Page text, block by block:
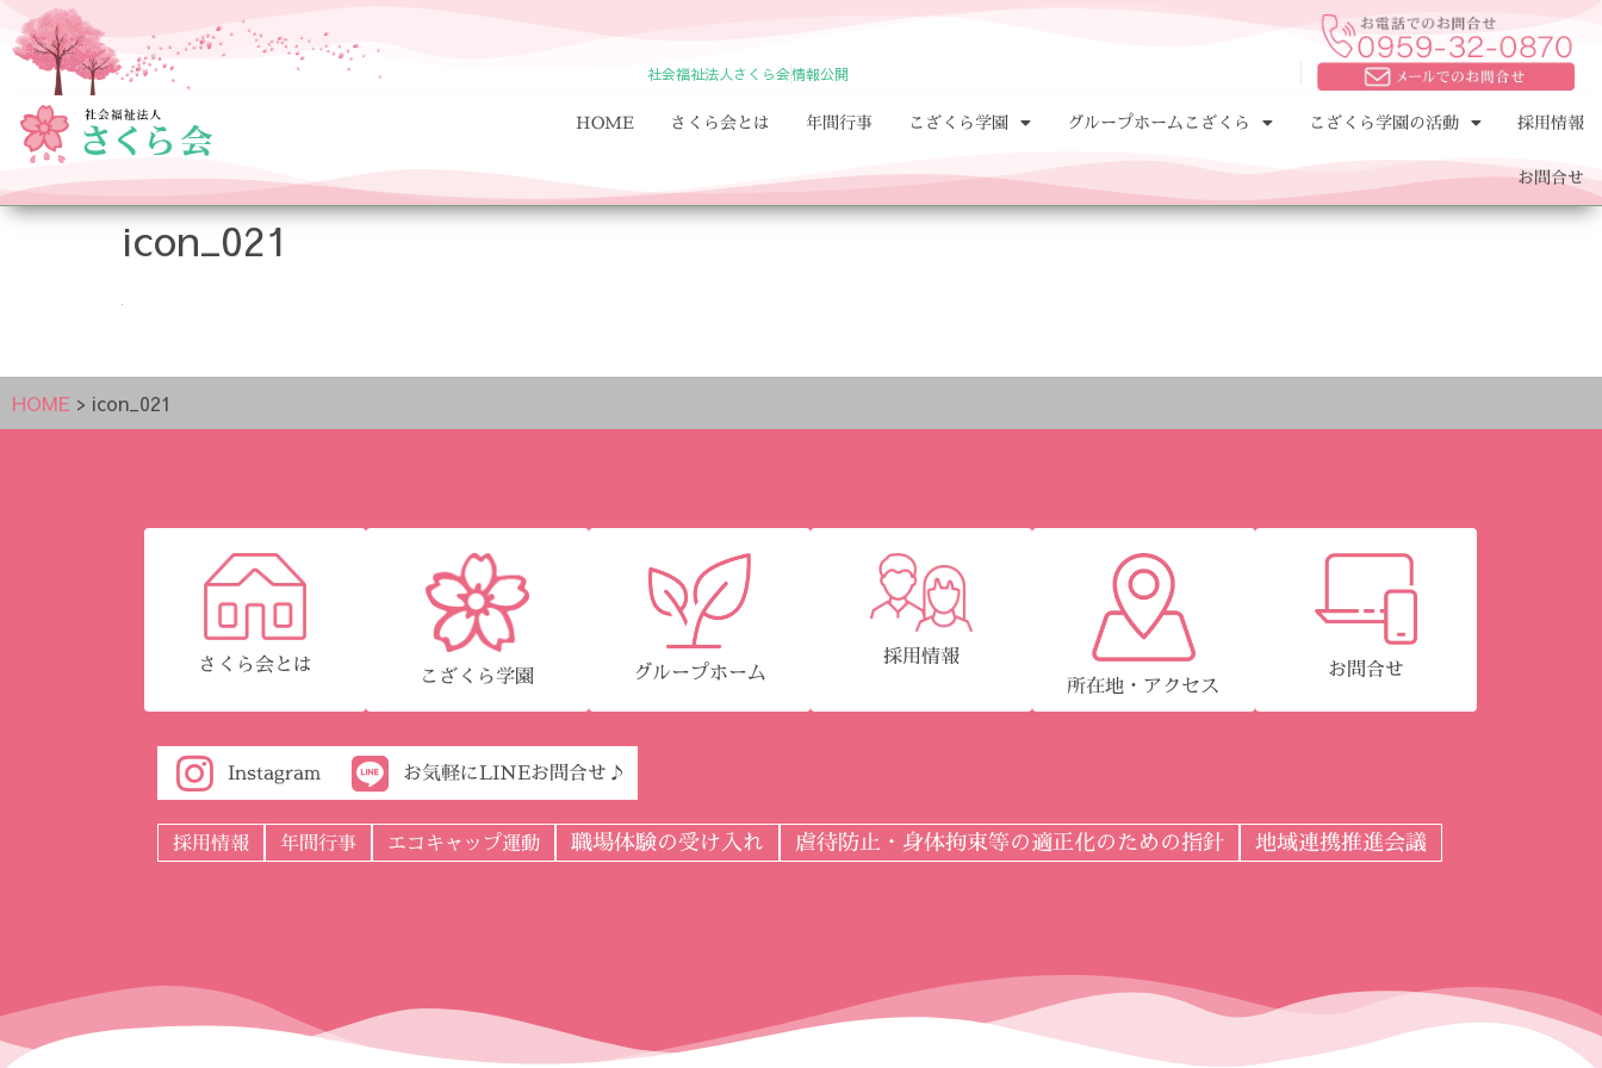
社会福祉法人さくら会情報公開
HOME さくら会とは 年間行事 こざくら学園 グループホームこざくら こざくら学園の活動 採用情報
お問合せ
icon_021
HOME > icon_021
さくら会とは こざくら学園 グループホーム
採用情報
所在地・アクセス
お問合せ
Instagram お気軽にLINEお問合せ♪
採用情報 年間行事 エコキャップ運動 職場体験の受け入れ 虐待防止・身体拘束等の適正化のための指針 地域連携推進会議